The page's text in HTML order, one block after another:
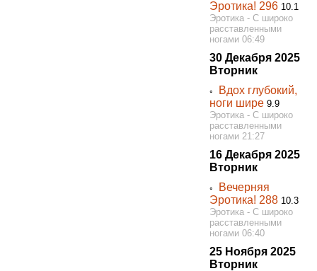
Эротика! 296 10.1
Эротика - С широко
расставленными
ногами 06:49
30 Декабря 2025
Вторник
◦
Вдох глубокий,
ноги шире 9.9
Эротика - С широко
расставленными
ногами 21:27
16 Декабря 2025
Вторник
◦
Вечерняя
Эротика! 288 10.3
Эротика - С широко
расставленными
ногами 06:40
25 Ноября 2025
Вторник